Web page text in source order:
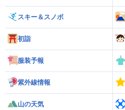
スキー＆スノボ
初詣
服装予報
紫外線情報
山の天気